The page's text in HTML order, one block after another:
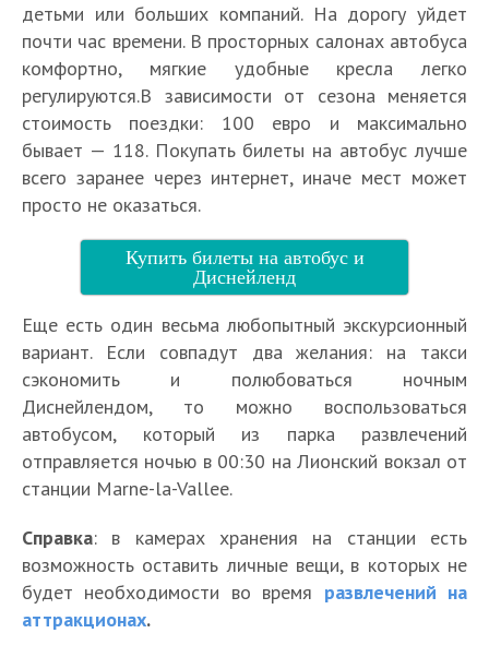
детьми или больших компаний. На дорогу уйдет
почти час времени. В просторных салонах автобуса
комфортно, мягкие удобные кресла легко
регулируются.В зависимости от сезона меняется
стоимость поездки: 100 евро и максимально
бывает — 118. Покупать билеты на автобус лучше
всего заранее через интернет, иначе мест может
просто не оказаться.
Купить билеты на автобус и
Диснейленд
Еще есть один весьма любопытный экскурсионный
вариант. Если совпадут два желания: на такси
сэкономить и полюбоваться ночным
Диснейлендом, то можно воспользоваться
автобусом, который из парка развлечений
отправляется ночью в 00:30 на Лионский вокзал от
станции Marne-la-Vallee.
Справка: в камерах хранения на станции есть
возможность оставить личные вещи, в которых не
будет необходимости во время развлечений на
аттракционах.